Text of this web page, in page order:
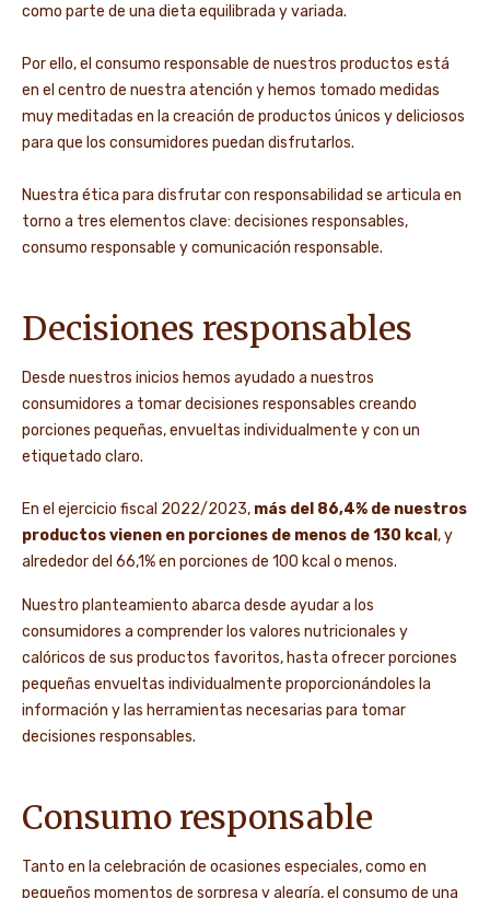
como parte de una dieta equilibrada y variada.
Por ello, el consumo responsable de nuestros productos está
en el centro de nuestra atención y hemos tomado medidas
muy meditadas en la creación de productos únicos y deliciosos
para que los consumidores puedan disfrutarlos.
Nuestra ética para disfrutar con responsabilidad se articula en
torno a tres elementos clave: decisiones responsables,
consumo responsable y comunicación responsable.
Decisiones responsables
Desde nuestros inicios hemos ayudado a nuestros
consumidores a tomar decisiones responsables creando
porciones pequeñas, envueltas individualmente y con un
etiquetado claro.
En el ejercicio fiscal 2022/2023, más del 86,4% de nuestros
productos vienen en porciones de menos de 130 kcal , y
alrededor del 66,1% en porciones de 100 kcal o menos.
Nuestro planteamiento abarca desde ayudar a los
consumidores a comprender los valores nutricionales y
calóricos de sus productos favoritos, hasta ofrecer porciones
pequeñas envueltas individualmente proporcionándoles la
información y las herramientas necesarias para tomar
decisiones responsables.
Consumo responsable
Tanto en la celebración de ocasiones especiales, como en
pequeños momentos de sorpresa y alegría, el consumo de una